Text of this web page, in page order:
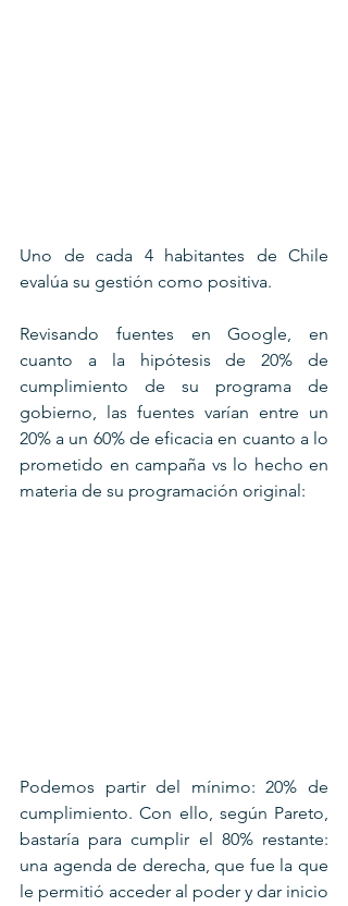
Uno de cada 4 habitantes de Chile
evalúa su gestión como positiva.
Revisando fuentes en Google, en
cuanto a la hipótesis de 20% de
cumplimiento de su programa de
gobierno, las fuentes varían entre un
20% a un 60% de eficacia en cuanto a lo
prometido en campaña vs lo hecho en
materia de su programación original:
Podemos partir del mínimo: 20% de
cumplimiento. Con ello, según Pareto,
bastaría para cumplir el 80% restante:
una agenda de derecha, que fue la que
le permitió acceder al poder y dar inicio